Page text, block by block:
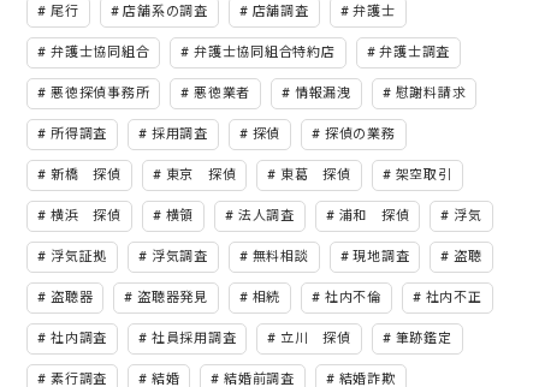
尾行 店舗系の調査 店舗調査 弁護士
弁護士協同組合 弁護士協同組合特約店 弁護士調査
悪徳探偵事務所 悪徳業者 情報漏洩 慰謝料請求
所得調査 採用調査 探偵 探偵の業務
新橋 探偵 東京 探偵 東葛 探偵 架空取引
横浜 探偵 横領 法人調査 浦和 探偵 浮気
浮気証拠 浮気調査 無料相談 現地調査 盗聴
盗聴器 盗聴器発見 相続 社内不倫 社内不正
社内調査 社員採用調査 立川 探偵 筆跡鑑定
素行調査 結婚 結婚前調査 結婚詐欺